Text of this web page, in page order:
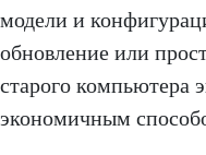
модели и
обновление или
старого компьютера
экономичным